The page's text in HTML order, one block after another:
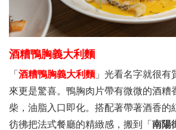
酒糟鴨胸義大利麵
「 酒糟鴨胸義大利麵 」光看名字就很
來更是驚喜。鴨胸肉片帶有微微的酒糟
柴，油脂入口即化。搭配著帶著酒香的
彷彿把法式餐廳的精緻感，搬到「 南陽